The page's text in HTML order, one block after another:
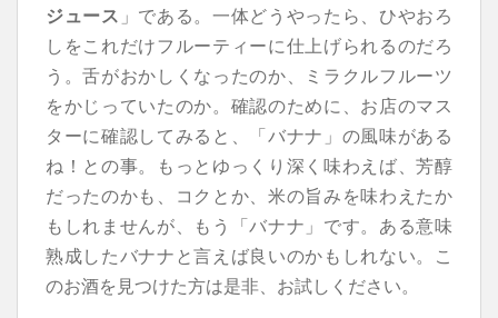
ジュース 」である。一体どうやったら、ひやおろ
しをこれだけフルーティーに仕上げられるのだろ
う。舌がおかしくなったのか、ミラクルフルーツ
をかじっていたのか。確認のために、お店のマス
ターに確認してみると、「バナナ」の風味がある
ね！との事。もっとゆっくり深く味わえば、芳醇
だったのかも、コクとか、米の旨みを味わえたか
もしれませんが、もう「バナナ」です。ある意味
熟成したバナナと言えば良いのかもしれない。こ
のお酒を見つけた方は是非、お試しください。